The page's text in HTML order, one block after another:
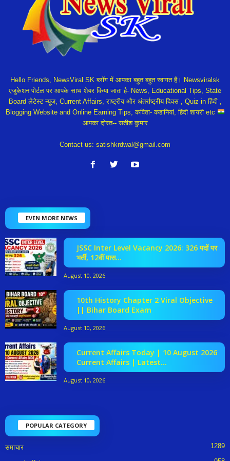
Hello Friends, NewsViral SK ब्लॉग में आपका बहुत बहुत स्वागत हैं। Newsviralsk
एजुकेशन पोर्टल पर आपके साथ शेयर किया जाता है- News, Educational Tips, State
Board लेटेस्ट न्यूज, Current Affairs, राष्ट्रीय और अंतर्राष्ट्रीय दिवस , Quiz in हिंदी ,
Blogging Website and Online Earning Tips, कविता- कहानियां, हिंदी शायरी etc
आपका दोस्त-- सतीश कुमार
Contact us: satishkrdwal@gmail.com
EVEN MORE NEWS
JSSC Inter Level Vacancy 2026: 326 पदों पर
भर्ती, 12वीं पास...
August 10, 2026
10th History Chapter 2 Viral Objective
|| Bihar Board Exam
August 10, 2026
Current Affairs Today | 10 August 2026
Current Affairs | Latest...
August 10, 2026
POPULAR CATEGORY
समाचार 1289